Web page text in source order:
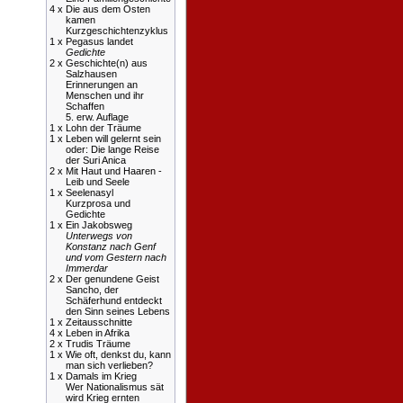
4 x Die aus dem Osten
kamen
Kurzgeschichtenzyklus
1 x Pegasus landet
Gedichte
2 x Geschichte(n) aus
Salzhausen
Erinnerungen an
Menschen und ihr
Schaffen
5. erw. Auflage
1 x Lohn der Träume
1 x Leben will gelernt sein
oder: Die lange Reise
der Suri Anica
2 x Mit Haut und Haaren -
Leib und Seele
1 x Seelenasyl
Kurzprosa und
Gedichte
1 x Ein Jakobsweg
Unterwegs von
Konstanz nach Genf
und vom Gestern nach
Immerdar
2 x Der genundene Geist
Sancho, der
Schäferhund entdeckt
den Sinn seines Lebens
1 x Zeitausschnitte
4 x Leben in Afrika
2 x Trudis Träume
1 x Wie oft, denkst du, kann
man sich verlieben?
1 x Damals im Krieg
Wer Nationalismus sät
wird Krieg ernten